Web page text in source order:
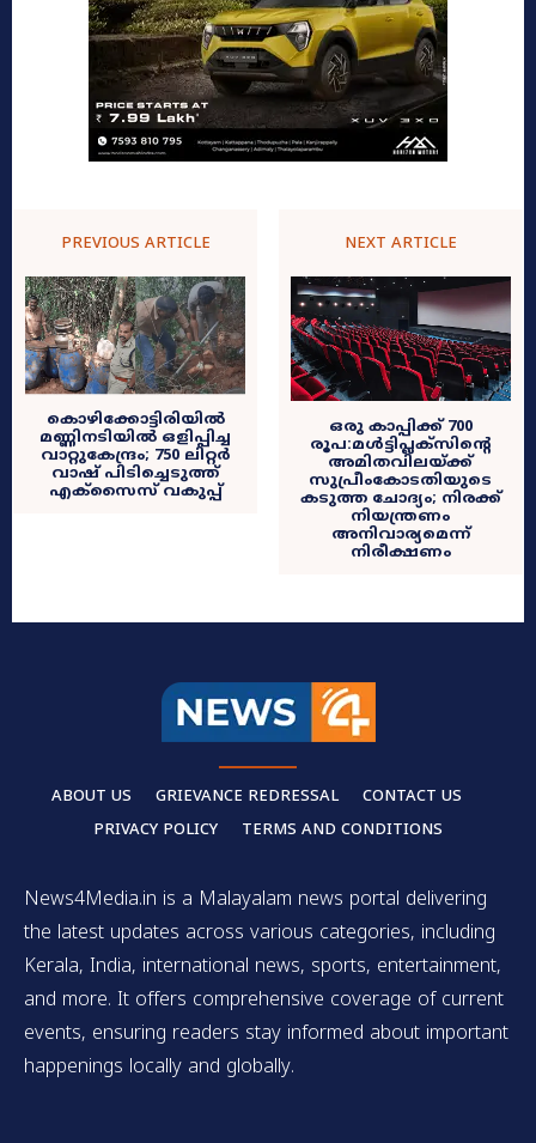
PREVIOUS ARTICLE
കൊഴിക്കോട്ടിരിയിൽ
മണ്ണിനടിയിൽ ഒളിപ്പിച്ച
വാറ്റുകേന്ദ്രം; 750 ലിറ്റർ
വാഷ് പിടിച്ചെടുത്ത്‌
എക്സൈസ് വകുപ്പ്
NEXT ARTICLE
ഒരു കാപ്പിക്ക് 700
രൂപ:മൾട്ടിപ്ലക്സിന്റെ
അമിതവിലയ്ക്ക്
സുപ്രീംകോടതിയുടെ
കടുത്ത ചോദ്യം; നിരക്ക്
നിയന്ത്രണം
അനിവാര്യമെന്ന്
നിരീക്ഷണം
ABOUT US GRIEVANCE REDRESSAL
CONTACT US
PRIVACY POLICY
TERMS AND CONDITIONS
News4Media.in is a Malayalam news portal delivering
the latest updates across various categories, including
Kerala, India, international news, sports, entertainment,
and more. It offers comprehensive coverage of current
events, ensuring readers stay informed about important
happenings locally and globally.